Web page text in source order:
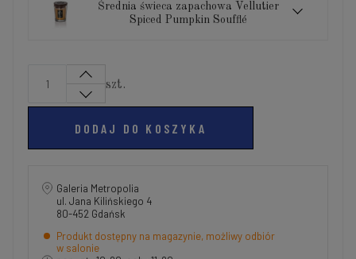
Średnia świeca zapachowa Vellutier
Spiced Pumpkin Soufflé
szt.
DODAJ DO KOSZYKA
Galeria Metropolia
ul. Jana Kilińskiego 4
80-452 Gdańsk
Produkt dostępny na magazynie, możliwy odbiór
w salonie